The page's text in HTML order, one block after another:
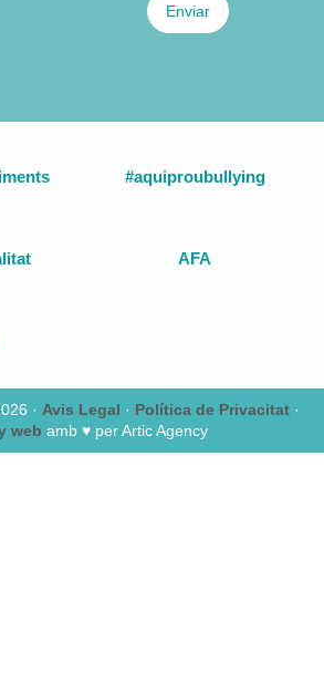
Enviar
#aquiproubullying
AFA
· Avis Legal · Política de Privacitat ·
web amb ♥️ per Artic Agency